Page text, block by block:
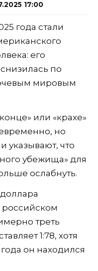
17:00
года стали
его
по
мировым
или «крахе»
но
указывают, что
убежища» для
ослабнуть.
российском
треть
1:78, хотя
он находился